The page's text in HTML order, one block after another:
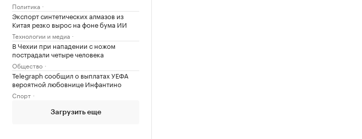
Политика
Экспорт синтетических алмазов из
Китая резко вырос на фоне бума ИИ
Технологии и медиа
В Чехии при нападении с ножом
пострадали четыре человека
Общество
Telegraph сообщил о выплатах УЕФА
вероятной любовнице Инфантино
Спорт
Загрузить еще